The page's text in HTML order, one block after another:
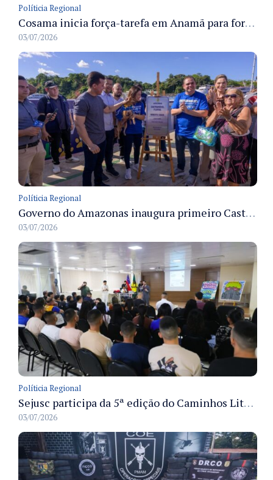
Políticia Regional
Cosama inicia força-tarefa em Anamã para fortalecer abastecimento de água e segurança hídrica da população
03/07/2026
Políticia Regional
Governo do Amazonas inaugura primeiro Castramóvel Fluvial para atendimento veterinário às comunidades ribeirinhas e castração gratuita
03/07/2026
Políticia Regional
Sejusc participa da 5ª edição do Caminhos Literários com foco na cultura hip-hop nas unidades socioeducativas
03/07/2026